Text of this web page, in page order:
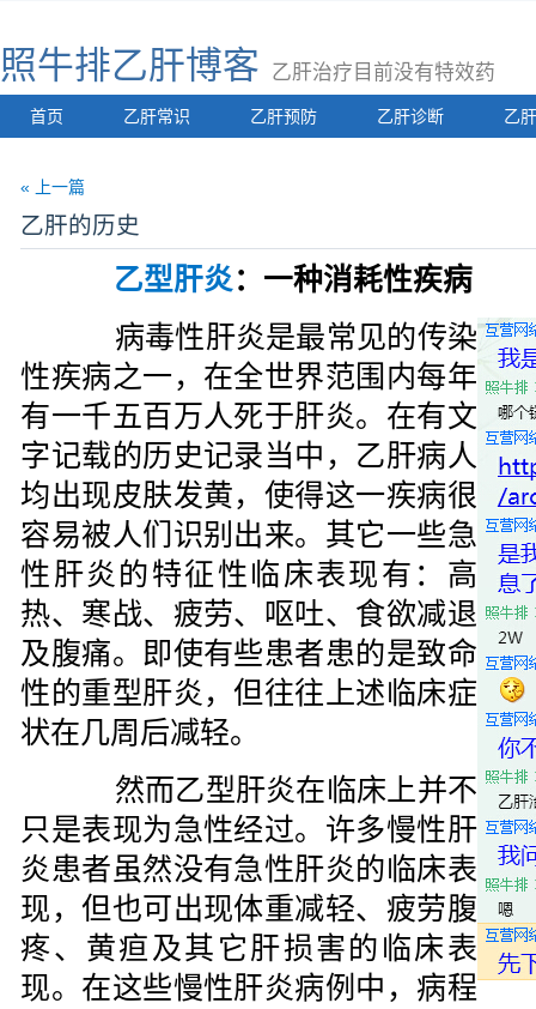
照牛排乙肝博客 乙肝治疗目前没有特效药
首页 乙肝常识 乙肝预防 乙肝诊断 乙
« 上一篇
乙肝的历史
乙型肝炎：一种消耗性疾病
病毒性肝炎是最常见的传染
性疾病之一，在全世界范围内每年
有一千五百万人死于肝炎。在有文
字记载的历史记录当中，乙肝病人
均出现皮肤发黄，使得这一疾病很
容易被人们识别出来。其它一些急
性肝炎的特征性临床表现有：高
热、寒战、疲劳、呕吐、食欲减退
及腹痛。即使有些患者患的是致命
性的重型肝炎，但往往上述临床症
状在几周后减轻。
然而乙型肝炎在临床上并不
只是表现为急性经过。许多慢性肝
炎患者虽然没有急性肝炎的临床表
现，但也可出现体重减轻、疲劳腹
疼、黄疸及其它肝损害的临床表
现。在这些慢性肝炎病例中，病程